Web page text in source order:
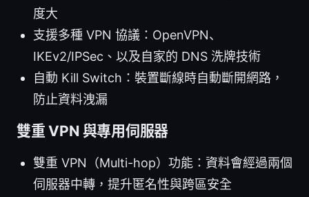
度大
支援多種 VPN 協議：OpenVPN、
IKEv2/IPSec、以及自家的 DNS 洗牌技術
自動 Kill Switch：裝置斷線時自動斷開網路，
防止資料洩漏
雙重 VPN 與專用伺服器
雙重 VPN（Multi-hop）功能：資料會經過兩個
伺服器中轉，提升匿名性與跨區安全